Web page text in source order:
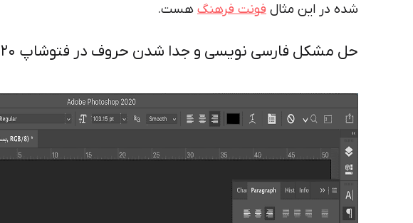
شده در این مثال فونت فرهنگ هست.
حل مشکل فارسی نویسی و جدا شدن حروف در فتوشاپ ۲۰۲۰ cc